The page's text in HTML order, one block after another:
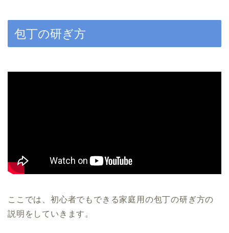
包丁の研ぎ方
ここでは、初心者でもできる家庭用の包丁の研ぎ方の
説明をしていきます。